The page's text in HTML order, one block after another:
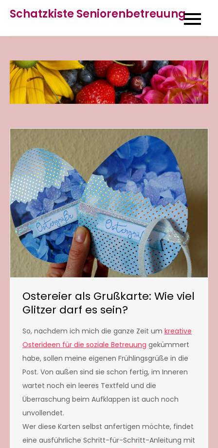
content
Schatzkiste Seniorenbetreuung
Ostereier als Grußkarte: Wie viel
Glitzer darf es sein?
So, nachdem ich mich die ganze Zeit um kreative
Osterideen für die soziale Betreuung gekümmert
habe, sollen meine eigenen Frühlingsgrüße in die
Post. Von außen sind sie schon fertig, im Inneren
wartet noch ein leeres Textfeld und die
Überraschung beim Aufklappen ist auch noch
unvollendet.
Wer diese Karten selbst anfertigen möchte, findet
eine ausführliche Schritt-für-Schritt-Anleitung mit